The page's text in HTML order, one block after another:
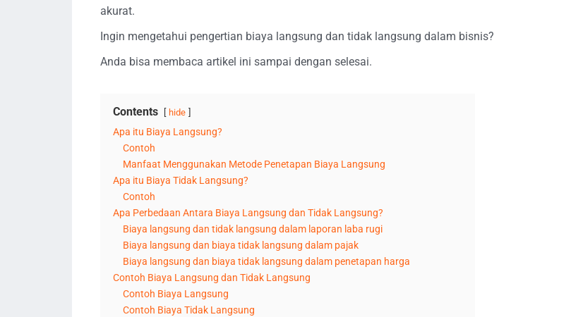
akurat.
Ingin mengetahui pengertian biaya langsung dan tidak langsung dalam bisnis?
Anda bisa membaca artikel ini sampai dengan selesai.
Contents hide
Apa itu Biaya Langsung?
Contoh
Manfaat Menggunakan Metode Penetapan Biaya Langsung
Apa itu Biaya Tidak Langsung?
Contoh
Apa Perbedaan Antara Biaya Langsung dan Tidak Langsung?
Biaya langsung dan tidak langsung dalam laporan laba rugi
Biaya langsung dan biaya tidak langsung dalam pajak
Biaya langsung dan biaya tidak langsung dalam penetapan harga
Contoh Biaya Langsung dan Tidak Langsung
Contoh Biaya Langsung
Contoh Biaya Tidak Langsung